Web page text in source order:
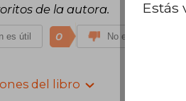
de la autora.
es útil 0 No es útil
del libro
Estás